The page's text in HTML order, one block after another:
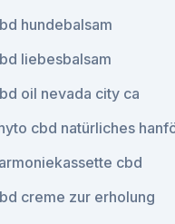
hundebalsam
liebesbalsam
oil nevada city ca
cbd natürliches
cbd
creme zur erholung